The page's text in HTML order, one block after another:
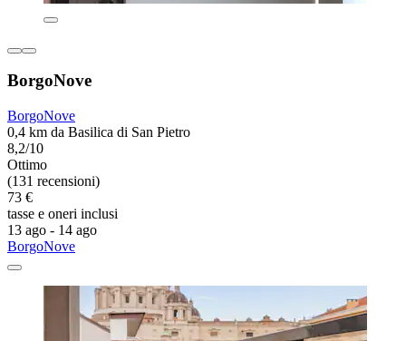
BorgoNove
BorgoNove
0,4 km da Basilica di San Pietro
8,2/10
Ottimo
(131 recensioni)
73 €
tasse e oneri inclusi
13 ago - 14 ago
BorgoNove